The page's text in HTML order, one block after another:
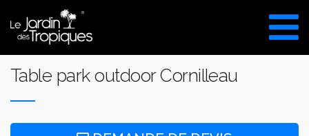
contenu
Table park outdoor Cornilleau